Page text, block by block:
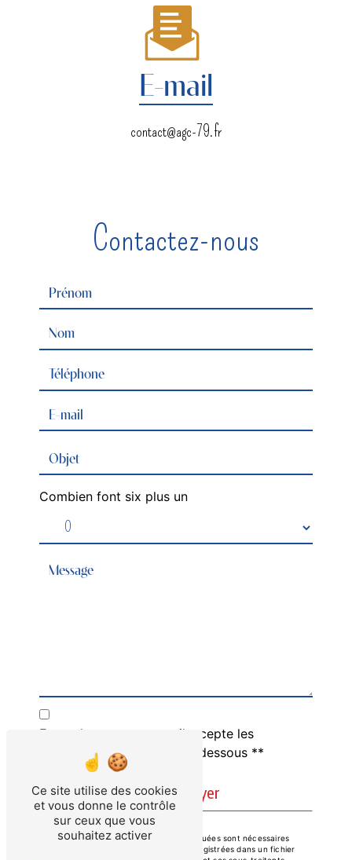
E-mail
contact@agc-79.fr
Contactez-nous
Combien font six plus un
En cochant cette case, j'accepte les
conditions particulières ci-dessous **
Envoyer
** Les données personnelles communiquées sont nécessaires
aux fins de vous contacter et sont enregistrées dans un fichier
Ce site utilise des cookies
et vous donne le contrôle
sur ceux que vous
souhaitez activer